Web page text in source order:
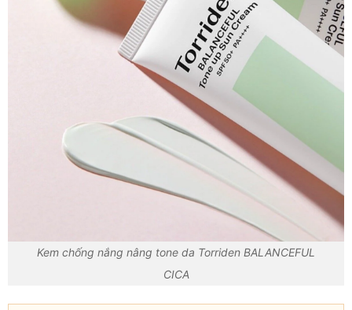
Kem chống nắng nâng tone da Torriden BALANCEFUL
CICA